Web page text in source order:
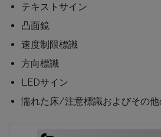
テキストサイン
凸面鏡
速度制限標識
方向標識
LEDサイン
濡れた床/注意標識およびその